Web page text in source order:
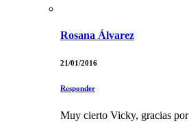
Rosana Álvarez
21/01/2016
Responder
Muy cierto Vicky, gracias